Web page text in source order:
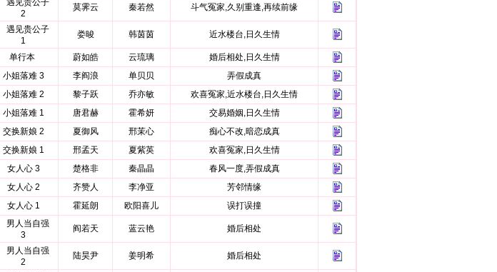
遇见贵公子
2
莫霁云 秦若然 斗气冤家,久别重逢,再续前缘
遇见贵公子
1
娄晙 韩茵茵 近水楼台,日久生情
单行本 蔚如皓 云琉璃
婚后相处,日久生情
小姐落难 3 李阎浪 单贝贝
弄假成真
小姐落难 2 黎子跃 乔亦敏
欢喜冤家,近水楼台,日久生情
小姐落难 1 唐君赫 霍希妍
交易婚姻,日久生情
交换新娘 2 夏御风 邢茉心
痴心不改,暗恋成真
交换新娘 1 邢孟天 夏紫英
欢喜冤家,日久生情
女人心 3 楚格非 秦晶晶
春风一度,弄假成真
女人心 2 齐赞人 李净亚
芳邻情缘
女人心 1 霍延朗 欧阳喜儿 误打误撞
男人当自强
3
阎若天 蓝云艳 婚后相处
男人当自强
2
陆昊尹 姜明希 婚后相处